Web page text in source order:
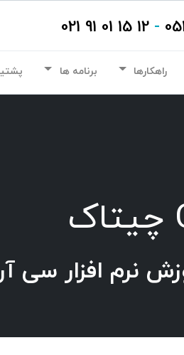
-
12 15 01 91 021
راهکارها برنامه ها
نرم افزار سی